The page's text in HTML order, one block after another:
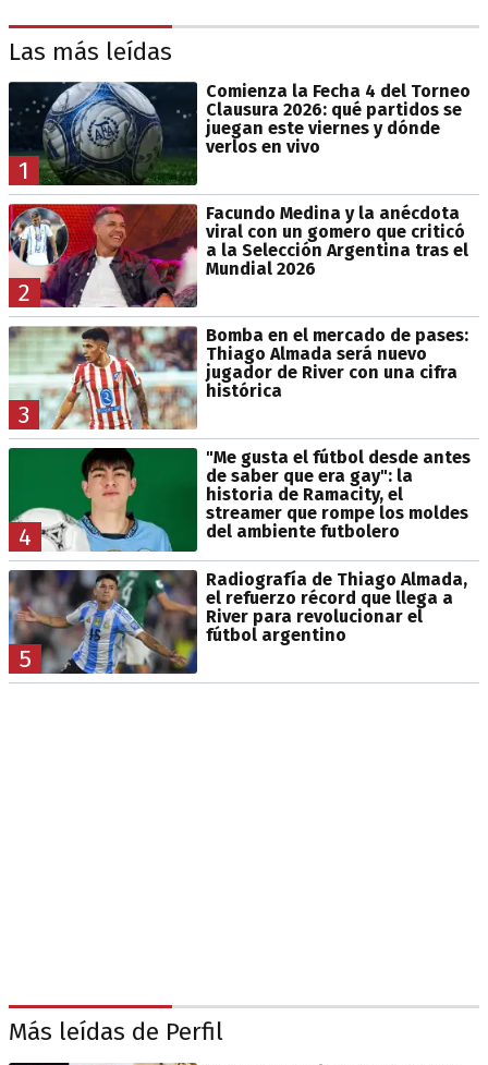
Las más leídas
1
Comienza la Fecha 4 del Torneo
Clausura 2026: qué partidos se
juegan este viernes y dónde
verlos en vivo
2
Facundo Medina y la anécdota
viral con un gomero que criticó
a la Selección Argentina tras el
Mundial 2026
3
Bomba en el mercado de pases:
Thiago Almada será nuevo
jugador de River con una cifra
histórica
4
"Me gusta el fútbol desde antes
de saber que era gay": la
historia de Ramacity, el
streamer que rompe los moldes
del ambiente futbolero
5
Radiografía de Thiago Almada,
el refuerzo récord que llega a
River para revolucionar el
fútbol argentino
Más leídas de Perfil